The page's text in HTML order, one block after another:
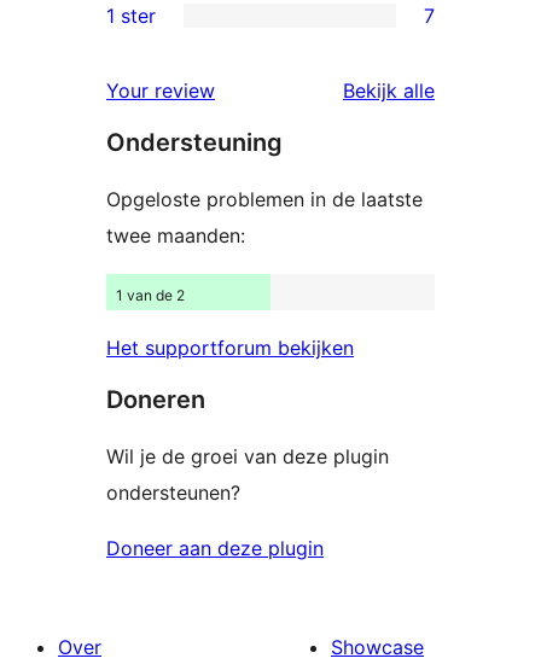
2
beoordelingen
sterren
beoordelingen
1 ster 7
Your review Bekijk alle
Ondersteuning
Opgeloste problemen in de laatste
twee maanden:
1 van de 2
Het supportforum bekijken
Doneren
Wil je de groei van deze plugin
ondersteunen?
Doneer aan deze plugin
Over
Showcase